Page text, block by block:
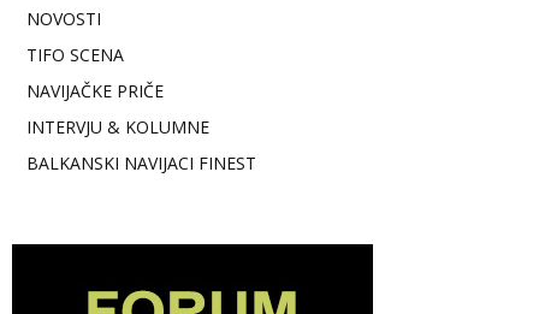
NOVOSTI
TIFO SCENA
NAVIJAČKE PRIČE
INTERVJU & KOLUMNE
BALKANSKI NAVIJACI FINEST